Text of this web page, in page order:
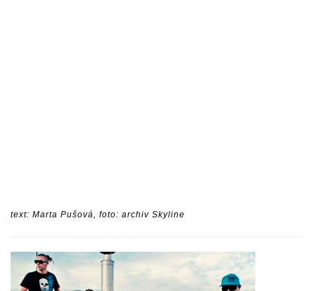
text: Marta Pušová, foto: archiv Skyline